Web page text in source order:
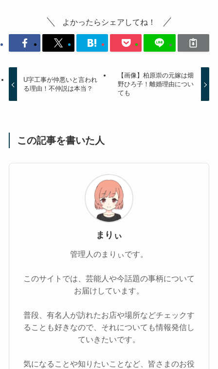
よかったらシェアしてね！
U字工事が仲悪いと言われ
る理由！不仲説は本当？
【画像】柏原崇の元嫁は畑
野ひろ子！離婚理由につい
ても
この記事を書いた人
まりぃ
管理人のまりぃです。
このサイトでは、芸能人や今話題の事柄について
お届けしています。
普段、有名人が訪れたお店や場所などチェックす
ることも好きなので、それについても情報発信し
ていきたいです。
気になることや知りたいことなど、皆さまのお役